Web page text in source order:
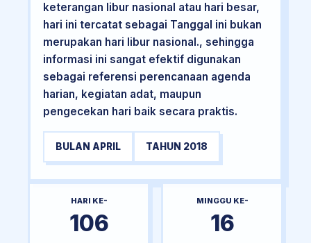
keterangan libur nasional atau hari besar,
hari ini tercatat sebagai Tanggal ini bukan
merupakan hari libur nasional., sehingga
informasi ini sangat efektif digunakan
sebagai referensi perencanaan agenda
harian, kegiatan adat, maupun
pengecekan hari baik secara praktis.
BULAN APRIL TAHUN 2018
HARI KE-
106
MINGGU KE-
16